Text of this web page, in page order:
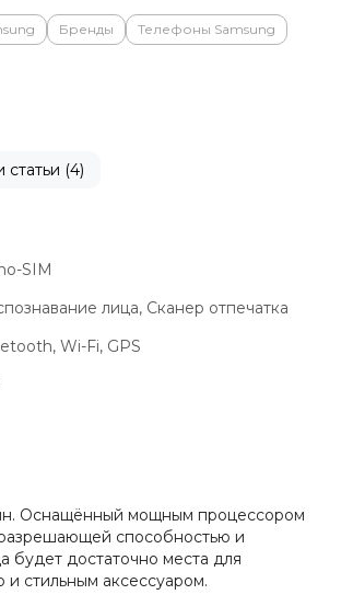
Бренды
Телефоны Samsung
статьи (4)
SIM
лица, Сканер отпечатка
Wi-Fi, GPS
Оснащённый мощным процессором
способностью и
будет достаточно места для
стильным аксессуаром.